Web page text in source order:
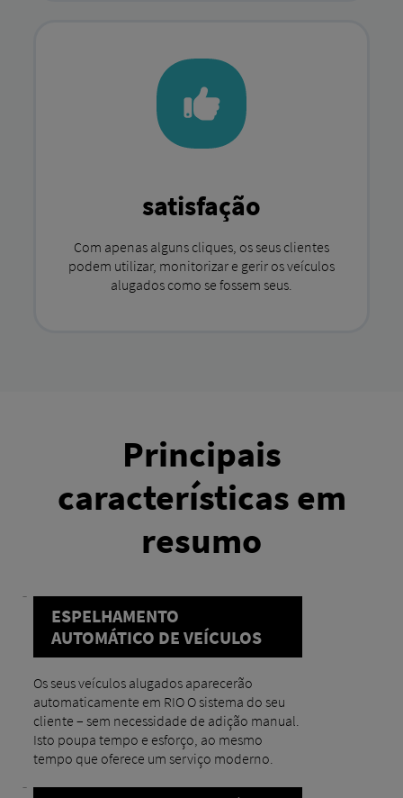
satisfação
Com apenas alguns cliques, os seus clientes
podem utilizar, monitorizar e gerir os veículos
alugados como se fossem seus.
Principais
características em
resumo
ESPELHAMENTO
AUTOMÁTICO DE VEÍCULOS
Os seus veículos alugados aparecerão
automaticamente em RIO O sistema do seu
cliente – sem necessidade de adição manual.
Isto poupa tempo e esforço, ao mesmo
tempo que oferece um serviço moderno.